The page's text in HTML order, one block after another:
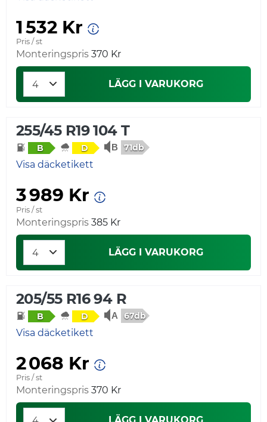
1 532 Kr
Pris / st
Monteringspris 370 Kr
LÄGG I VARUKORG
255/45 R19 104 T
B D 71db
Visa däcketikett
3 989 Kr
Pris / st
Monteringspris 385 Kr
LÄGG I VARUKORG
205/55 R16 94 R
B D 67db
Visa däcketikett
2 068 Kr
Pris / st
Monteringspris 370 Kr